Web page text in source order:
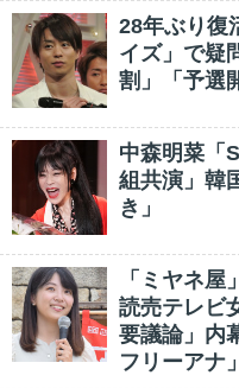
28年ぶり復
イズ」で疑
割」「予選
中森明菜「
組共演」韓
き」
「ミヤネ
読売テレビ
要議論」内
フリーアナ